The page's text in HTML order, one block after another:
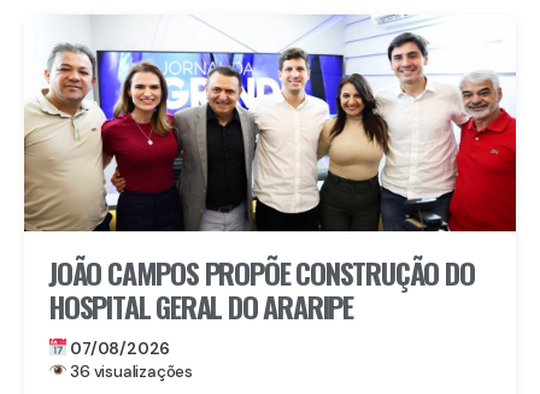
JOÃO CAMPOS PROPÕE CONSTRUÇÃO DO
HOSPITAL GERAL DO ARARIPE
07/08/2026
36 visualizações